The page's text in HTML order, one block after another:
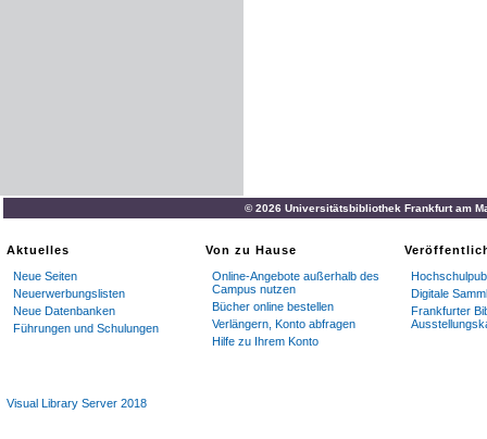
© 2026 Universitätsbibliothek Frankfurt am
Aktuelles
Neue Seiten
Neuerwerbungslisten
Neue Datenbanken
Führungen und Schulungen
Von zu Hause
Online-Angebote außerhalb des
Campus nutzen
Bücher online bestellen
Verlängern, Konto abfragen
Hilfe zu Ihrem Konto
Digitale
Frankfurter
Visual Library Server 2018